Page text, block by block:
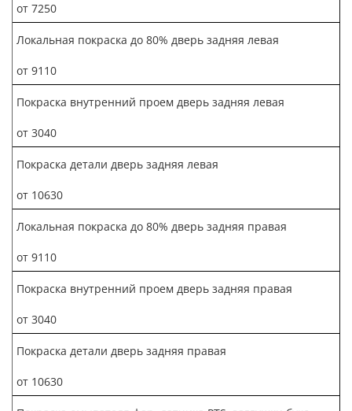
от 7250
Локальная покраска до 80% дверь задняя левая
от 9110
Покраска внутренний проем дверь задняя левая
от 3040
Покраска детали дверь задняя левая
от 10630
Локальная покраска до 80% дверь задняя правая
от 9110
Покраска внутренний проем дверь задняя правая
от 3040
Покраска детали дверь задняя правая
от 10630